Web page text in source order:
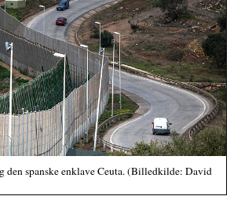
spanske enklave Ceuta. (Billedkilde: David